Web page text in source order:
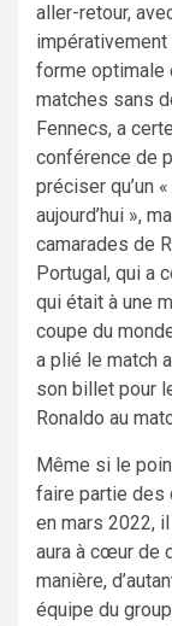
aller-retour,
impérativement
forme optimale
matches sans
Fennecs, a
conférence de
préciser qu’un
aujourd’hui »,
camarades de
Portugal, qui a
qui était à une
coupe du
a plié le match
son billet pour
Ronaldo au
Même si le
faire partie des
en mars 2022,
aura à cœur de
manière,
équipe du